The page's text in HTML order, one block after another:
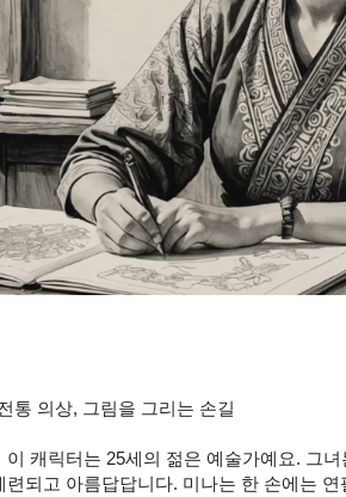
통 의상, 그림을 그리는 손길
이 캐릭터는 25세의 젊은 예술가예요. 그
련되고 아름답답니다. 미나는 한 손에는